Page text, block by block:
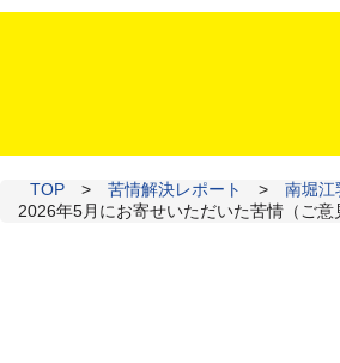
TOP > 苦情解決レポート > 南堀江
2026年5月にお寄せいただいた苦情（ご意